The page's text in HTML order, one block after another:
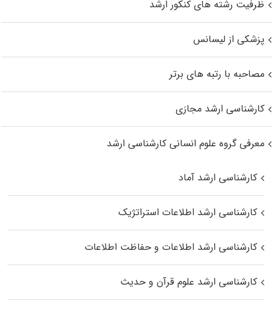
ظرفیت رشته های کنکور ارشد
پزشکی از لیسانس
مصاحبه با رتبه های برتر
کارشناسی ارشد مجازی
معرفی گروه علوم انسانی کارشناسی ارشد
کارشناسی ارشد آماد
کارشناسی ارشد اطلاعات استراتژیک
کارشناسی ارشد اطلاعات و حفاظت اطلاعات
کارشناسی ارشد علوم قرآن و حدیث